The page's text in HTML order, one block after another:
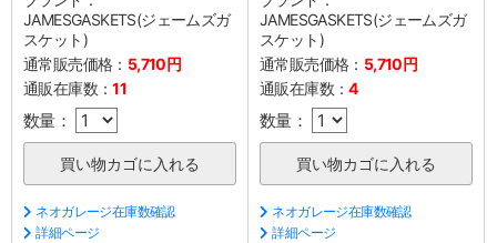
JAMESGASKETS(ジェームズガ
スケット)
通常販売価格： 5,710円
通販在庫数：11
数量：
ネオガレージ在庫数確認
詳細ページ
JAMESGASKETS(ジェームズガ
スケット)
通常販売価格： 5,710円
通販在庫数：4
数量：
ネオガレージ在庫数確認
詳細ページ